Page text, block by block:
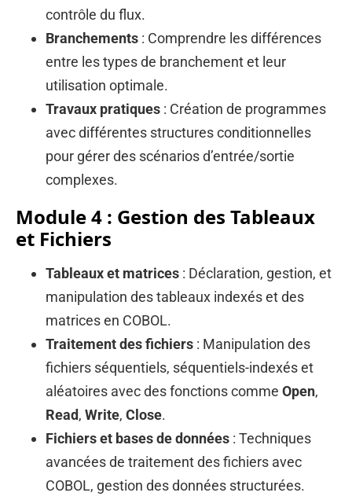
contrôle du flux.
Branchements : Comprendre les différences
entre les types de branchement et leur
utilisation optimale.
Travaux pratiques : Création de programmes
avec différentes structures conditionnelles
pour gérer des scénarios d’entrée/sortie
complexes.
Module 4 : Gestion des Tableaux
et Fichiers
Tableaux et matrices : Déclaration, gestion, et
manipulation des tableaux indexés et des
matrices en COBOL.
Traitement des fichiers : Manipulation des
fichiers séquentiels, séquentiels-indexés et
aléatoires avec des fonctions comme Open,
Read, Write, Close.
Fichiers et bases de données : Techniques
avancées de traitement des fichiers avec
COBOL, gestion des données structurées.